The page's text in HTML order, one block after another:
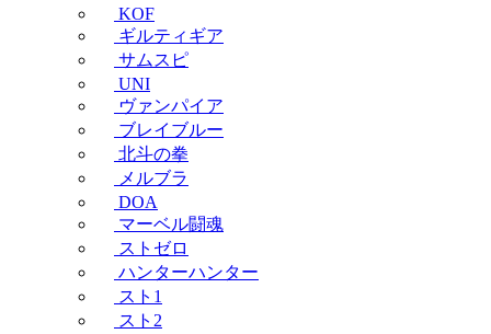
KOF
ギルティギア
サムスピ
UNI
ヴァンパイア
ブレイブルー
北斗の拳
メルブラ
DOA
マーベル闘魂
ストゼロ
ハンターハンター
スト1
スト2